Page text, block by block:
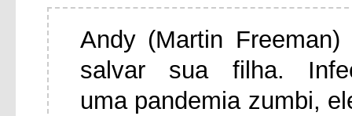
Andy (Martin
salvar sua filha.
uma pandemia zumbi,